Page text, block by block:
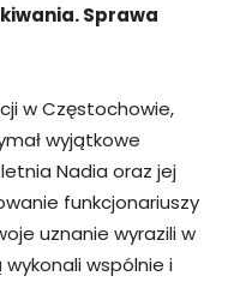
Sprawa
w Częstochowie,
wyjątkowe
Nadia oraz jej
funkcjonariuszy
uznanie wyrazili w
wspólnie i